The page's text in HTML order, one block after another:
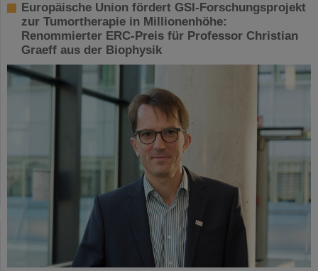
Europäische Union fördert GSI-Forschungsprojekt
zur Tumortherapie in Millionenhöhe:
Renommierter ERC-Preis für Professor Christian
Graeff aus der Biophysik